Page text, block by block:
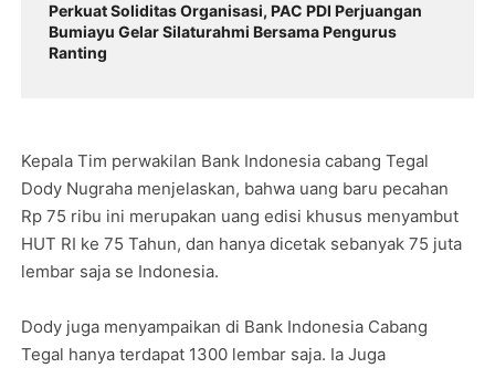
Perkuat Soliditas Organisasi, PAC PDI Perjuangan
Bumiayu Gelar Silaturahmi Bersama Pengurus
Ranting
Kepala Tim perwakilan Bank Indonesia cabang Tegal
Dody Nugraha menjelaskan, bahwa uang baru pecahan
Rp 75 ribu ini merupakan uang edisi khusus menyambut
HUT RI ke 75 Tahun, dan hanya dicetak sebanyak 75 juta
lembar saja se Indonesia.
Dody juga menyampaikan di Bank Indonesia Cabang
Tegal hanya terdapat 1300 lembar saja. Ia Juga